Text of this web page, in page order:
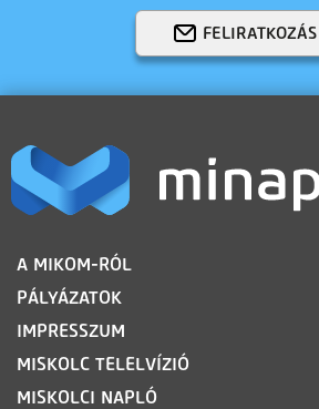
FELIRATKOZÁS
LÁBLÉC
A MIKOM-RÓL
PÁLYÁZATOK
IMPRESSZUM
MISKOLC TELELVÍZIÓ
MISKOLCI NAPLÓ